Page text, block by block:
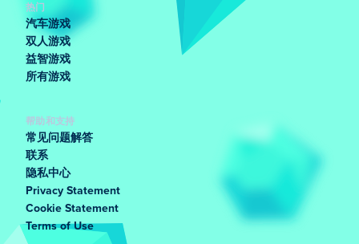
热门
汽车游戏
双人游戏
益智游戏
所有游戏
帮助和支持
常见问题解答
联系
隐私中心
Privacy Statement
Cookie Statement
Terms of Use